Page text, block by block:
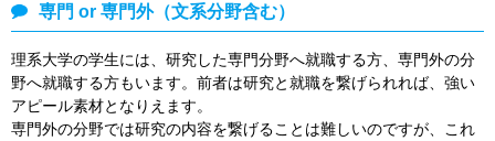
専門 or 専門外（文系分野含む）
理系大学の学生には、研究した専門分野へ就職する方、専門外の分
野へ就職する方もいます。前者は研究と就職を繋げられれば、強い
アピール素材となりえます。
専門外の分野では研究の内容を繋げることは難しいのですが、これ